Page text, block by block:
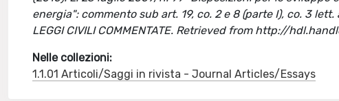
energia": commento sub art. 19, co. 2 e 8 (parte I), co. 3
LEGGI CIVILI COMMENTATE. Retrieved from http://
Nelle collezioni:
1.1.01 Articoli/Saggi in rivista - Journal Articles/Essays